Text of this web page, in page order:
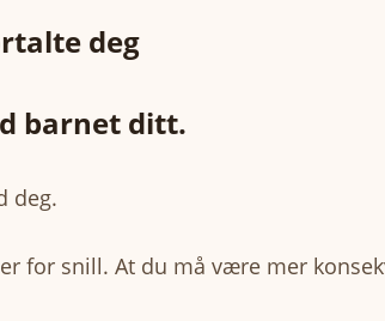
deg
barnet ditt.
deg.
for snill. At du må være mer